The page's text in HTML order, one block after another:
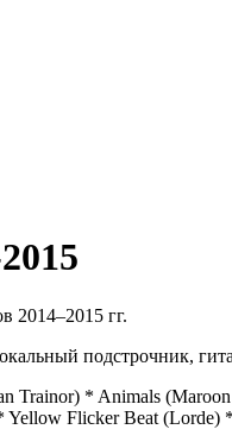
2014–2015 гг.
подстрочник,
Trainor) * Animals
Flicker Beat (Lorde)